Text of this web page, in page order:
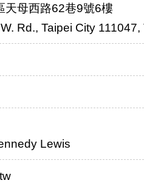
天母西路62巷9號6樓
Rd., Taipei City 111047,
Lewis